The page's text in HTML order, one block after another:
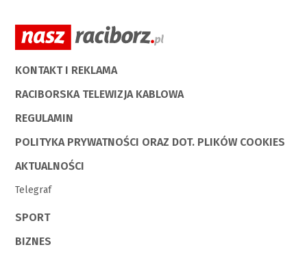
KONTAKT I REKLAMA
RACIBORSKA TELEWIZJA KABLOWA
REGULAMIN
POLITYKA PRYWATNOŚCI ORAZ DOT. PLIKÓW COOKIES
AKTUALNOŚCI
Telegraf
SPORT
BIZNES